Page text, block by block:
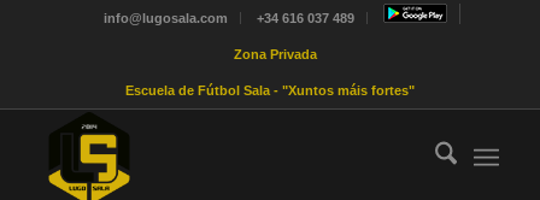
info@lugosala.com +34 616 037 489
Zona Privada
Escuela de Fútbol Sala - "Xuntos máis fortes"